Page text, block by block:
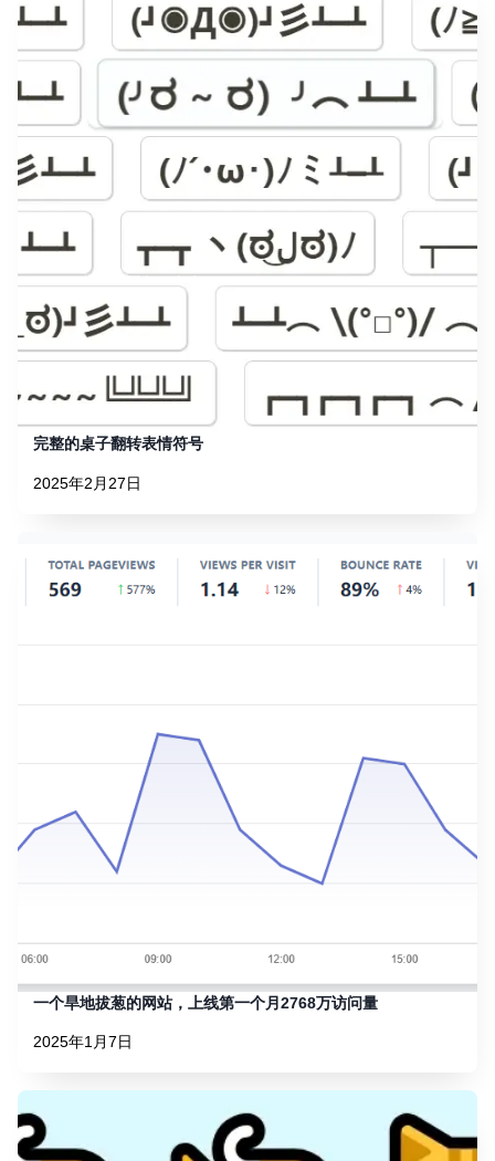
完整的桌子翻转表情符号
2025年2月27日
一个旱地拔葱的网站，上线第一个月2768万访问量
2025年1月7日